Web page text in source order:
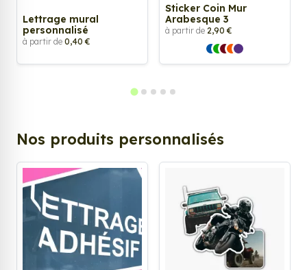
Lettrage mural
personnalisé
à partir de 0,40 €
Sticker Coin Mur
Arabesque 3
à partir de 2,90 €
Nos produits personnalisés